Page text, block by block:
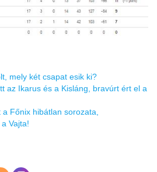
mely két csapat esik ki?
az Ikarus és a Kisláng, bravúrt ért el a
Főnix hibátlan sorozata,
Vajta!